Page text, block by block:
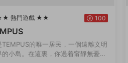
熱門遊戲 ★★ 100
TEMPUS的唯一居民，一個遠離文明
的小島。在這裏，你過着甯靜無憂無